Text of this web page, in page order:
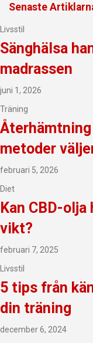
Senaste
Livsstil
Sänghälsa
madrassen
juni 1, 2026
Träning
metoder
februari 5, 2026
Diet
Kan CBD-
vikt?
februari 7, 2025
Livsstil
5 tips från
din träning
december 6, 2024